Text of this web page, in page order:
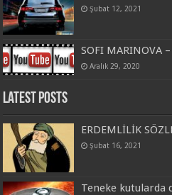
Şubat 12, 2021
SOFI MARINOVA
Aralık 29, 2020
Latest Posts
ERDEMLİLİK
Şubat 16, 2021
Teneke kutularda